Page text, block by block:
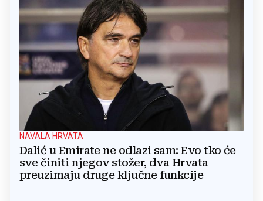
NAVALA HRVATA
Dalić u Emirate ne odlazi sam: Evo tko će
sve činiti njegov stožer, dva Hrvata
preuzimaju druge ključne funkcije